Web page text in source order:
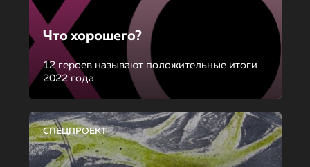
Что хорошего?
12 героев называют положительные итоги
2022 года
СПЕЦПРОЕКТ